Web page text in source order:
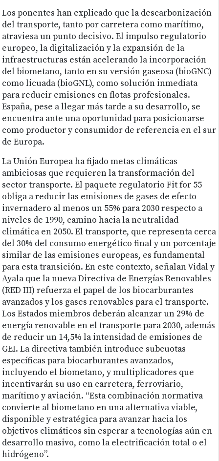
Los ponentes han explicado que la descarbonización
del transporte, tanto por carretera como marítimo,
atraviesa un punto decisivo. El impulso regulatorio
europeo, la digitalización y la expansión de la
infraestructuras están acelerando la incorporación
del biometano, tanto en su versión gaseosa (bioGNC)
como licuada (bioGNL), como solución inmediata
para reducir emisiones en flotas profesionales.
España, pese a llegar más tarde a su desarrollo, se
encuentra ante una oportunidad para posicionarse
como productor y consumidor de referencia en el sur
de Europa.
La Unión Europea ha fijado metas climáticas
ambiciosas que requieren la transformación del
sector transporte. El paquete regulatorio Fit for 55
obliga a reducir las emisiones de gases de efecto
invernadero al menos un 55% para 2030 respecto a
niveles de 1990, camino hacia la neutralidad
climática en 2050. El transporte, que representa cerca
del 30% del consumo energético final y un porcentaje
similar de las emisiones europeas, es fundamental
para esta transición. En este contexto, señalan Vidal y
Ayala que la nueva Directiva de Energías Renovables
(RED III) refuerza el papel de los biocarburantes
avanzados y los gases renovables para el transporte.
Los Estados miembros deberán alcanzar un 29% de
energía renovable en el transporte para 2030, además
de reducir un 14,5% la intensidad de emisiones de
GEI. La directiva también introduce subcuotas
específicas para biocarburantes avanzados,
incluyendo el biometano, y multiplicadores que
incentivarán su uso en carretera, ferroviario,
marítimo y aviación. “Esta combinación normativa
convierte al biometano en una alternativa viable,
disponible y estratégica para avanzar hacia los
objetivos climáticos sin esperar a tecnologías aún en
desarrollo masivo, como la electrificación total o el
hidrógeno”.